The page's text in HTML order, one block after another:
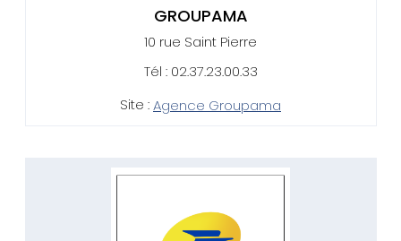
GROUPAMA
10 rue Saint Pierre
Tél : 02.37.23.00.33
Site :Agence Groupama